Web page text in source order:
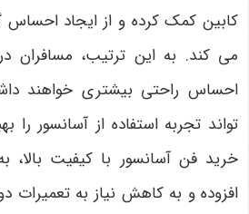
کابین کمک کرده و از ایجاد
می کند. به این ترتیب، مسافران
احساس راحتی بیشتری خواهند
تواند تجربه استفاده از آسانسور را
خرید فن آسانسور با کیفیت بالا،
افزوده و به کاهش نیاز به